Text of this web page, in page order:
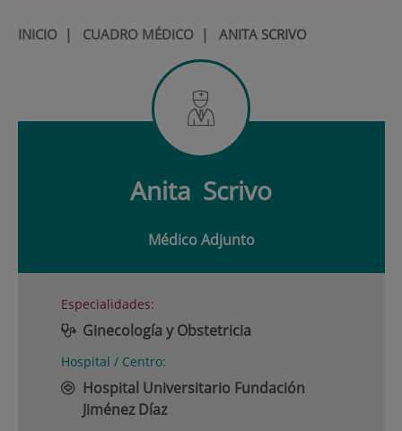
INICIO| CUADRO MÉDICO| ANITA SCRIVO
Anita Scrivo
Médico Adjunto
Especialidades:
Ginecología y Obstetricia
Hospital / Centro:
Hospital Universitario Fundación
Jiménez Díaz